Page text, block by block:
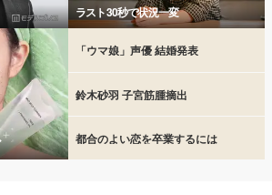
ラスト30秒で状況一変
「ウマ娘」声優 結婚発表
鈴木砂羽 子宮筋腫摘出
都合のよい恋を卒業するには